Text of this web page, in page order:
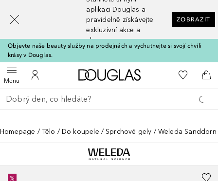
aplikaci Douglas a
pravidelně získávejte
exkluzivní akce a
slevy
ZOBRAZIT
Objevte naše beauty služby na prodejnách a vychutnejte si svojí chvíli
krásy v Douglas.
MenuOtevřít menuK mému účtu
Domů K mému
Do
Vraťte se
Proveďte vyhledávání
Homepage Tělo Do koupele Sprchové gely Weleda
%
[navigation.slideout.screenreader]